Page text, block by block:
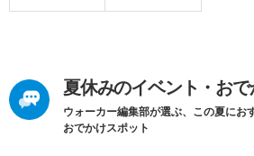
夏休みのイベント・お
ウォーカー編集部が選ぶ、この夏にお
おでかけスポット